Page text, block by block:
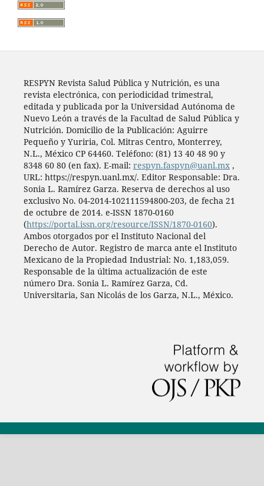
RESPYN Revista Salud Pública y Nutrición, es una
revista electrónica, con periodicidad trimestral,
editada y publicada por la Universidad Autónoma de
Nuevo León a través de la Facultad de Salud Pública y
Nutrición. Domicilio de la Publicación: Aguirre
Pequeño y Yuriria, Col. Mitras Centro, Monterrey,
N.L., México CP 64460. Teléfono: (81) 13 40 48 90 y
8348 60 80 (en fax). E-mail: respyn.faspyn@uanl.mx,
URL: https://respyn.uanl.mx/. Editor Responsable: Dra.
Sonia L. Ramírez Garza. Reserva de derechos al uso
exclusivo No. 04-2014-102111594800-203, de fecha 21
de octubre de 2014. e-ISSN 1870-0160
(https://portal.issn.org/resource/ISSN/1870-0160).
Ambos otorgados por el Instituto Nacional del
Derecho de Autor. Registro de marca ante el Instituto
Mexicano de la Propiedad Industrial: No. 1,183,059.
Responsable de la última actualización de este
número Dra. Sonia L. Ramírez Garza, Cd.
Universitaria, San Nicolás de los Garza, N.L., México.